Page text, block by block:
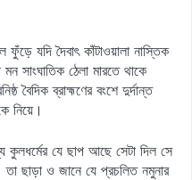
যদি দৈবাৎ কাঁটাওয়ালা নাস্তিক
সাংঘাতিক ঠেলা মারতে থাকে
বৈদিক ব্রাহ্মণের বংশে দুর্দান্ত
নিয়ে।
যে ছাপ আছে সেটা দিল সে
ছাড়া ও জানে যে প্রচলিত নমুনার